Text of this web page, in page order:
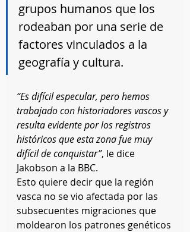
grupos humanos que los
rodeaban por una serie de
factores vinculados a la
geografía y cultura.
“Es difícil especular, pero hemos
trabajado con historiadores vascos y
resulta evidente por los registros
históricos que esta zona fue muy
difícil de conquistar”, le dice
Jakobson a la BBC.
Esto quiere decir que la región
vasca no se vio afectada por las
subsecuentes migraciones que
moldearon los patrones genéticos